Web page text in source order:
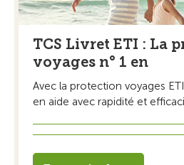
TCS Livret ETI : La
voyages n° 1 en
Avec la protection voyages
en aide avec rapidité et